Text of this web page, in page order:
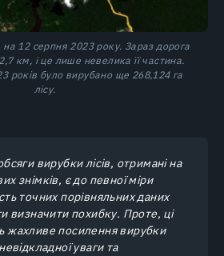
на 12 серпня 2023 року. Зараз дорога
км, і це лише невелика її частина.
років було вирубано ще 268,124 га
лісу.
вирубки лісів, отримані на
знімків, є до певної міри
точних порівняльних даних
визначити похибку. Проте, ці
жахливе посилення вирубки
уваги та